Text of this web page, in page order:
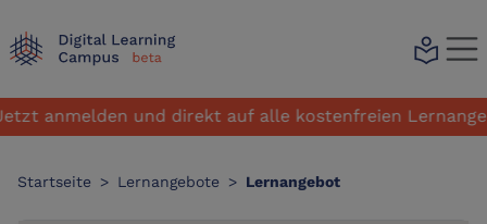
local_library
und direkt auf alle kostenfreien Lernangebote
Startseite > Lernangebote > Lernangebot